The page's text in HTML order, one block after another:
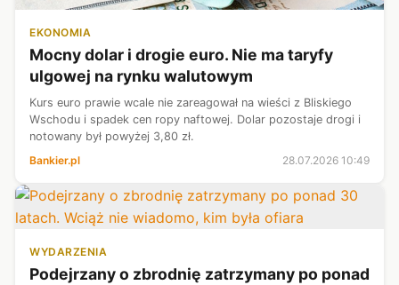
EKONOMIA
Mocny dolar i drogie euro. Nie ma taryfy
ulgowej na rynku walutowym
Kurs euro prawie wcale nie zareagował na wieści z Bliskiego
Wschodu i spadek cen ropy naftowej. Dolar pozostaje drogi i
notowany był powyżej 3,80 zł.
Bankier.pl
28.07.2026 10:49
WYDARZENIA
Podejrzany o zbrodnię zatrzymany po ponad